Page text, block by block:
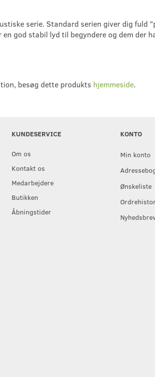
serie. Standard serien giver dig fuld
en god stabil lyd til begyndere og dem der
besøg dette produkts hjemmeside.
KUNDESERVICE
Om os
Kontakt os
Medarbejdere
Butikken
Åbningstider
KONTO
Min konto
Ønskeliste